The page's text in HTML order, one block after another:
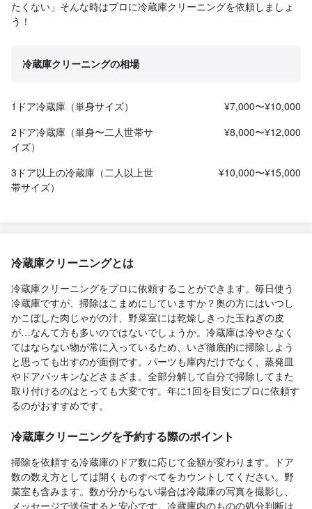
たくない」そんな時はプロに冷蔵庫クリーニングを依頼しましょ
う！
冷蔵庫クリーニングの相場
1ドア冷蔵庫（単身サイズ）
¥7,000〜¥10,000
2ドア冷蔵庫（単身〜二人世帯サ
イズ）
¥8,000〜¥12,000
3ドア以上の冷蔵庫（二人以上世
帯サイズ）
¥10,000〜¥15,000
冷蔵庫クリーニングとは
冷蔵庫クリーニングをプロに依頼することができます。毎日使う
冷蔵庫ですが、掃除はこまめにしていますか？奥の方にはいつし
かこぼした肉じゃがの汁、野菜室には乾燥しきった玉ねぎの皮
が…なんて方も多いのではないでしょうか。冷蔵庫は冷やさなく
てはならない物が常に入っているため、いざ徹底的に掃除しよう
と思っても出すのが面倒です。パーツも庫内だけでなく、蒸発皿
やドアパッキンなどさまざま。全部分解して自分で掃除してまた
取り付けるのはとっても大変です。年に1回を目安にプロに依頼す
るのがおすすめです。
冷蔵庫クリーニングを予約する際のポイント
掃除を依頼する冷蔵庫のドア数に応じて金額が変わります。ドア
数の数え方としては開くものすべてをカウントしてください。野
菜室も含みます。数が分からない場合は冷蔵庫の写真を撮影し、
メッセージで送信すると安心です。冷蔵庫内のものの処分判断は